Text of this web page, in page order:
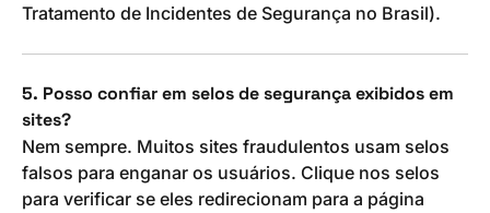
Tratamento de Incidentes de Segurança no Brasil).
5. Posso confiar em selos de segurança exibidos em
sites?
Nem sempre. Muitos sites fraudulentos usam selos
falsos para enganar os usuários. Clique nos selos
para verificar se eles redirecionam para a página